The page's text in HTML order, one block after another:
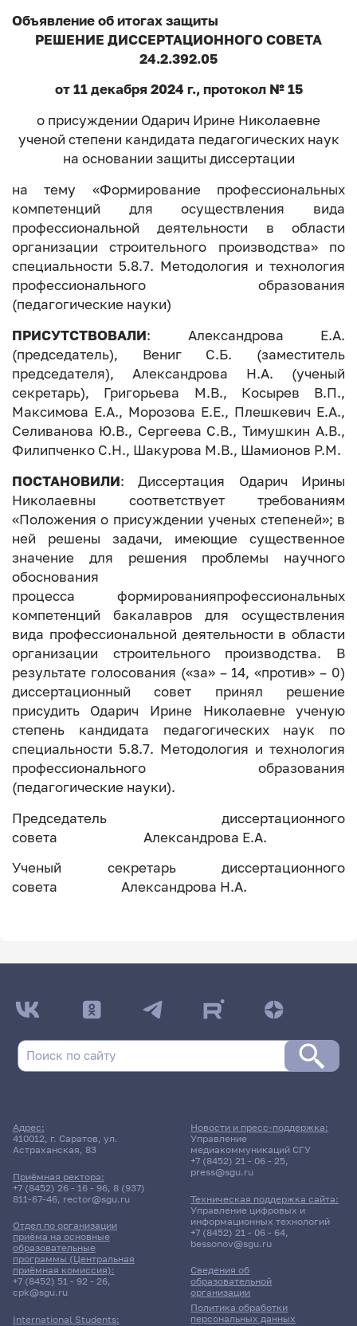
Объявление об итогах защиты
РЕШЕНИЕ ДИССЕРТАЦИОННОГО СОВЕТА
24.2.392.05
от 11 декабря 2024 г., протокол № 15
о присуждении Одарич Ирине Николаевне
ученой степени кандидата педагогических наук
на основании защиты диссертации
на тему «Формирование профессиональных
компетенций для осуществления вида
профессиональной деятельности в области
организации строительного производства» по
специальности 5.8.7. Методология и технология
профессионального образования
(педагогические науки)
ПРИСУТСТВОВАЛИ: Александрова Е.А.
(председатель), Вениг С.Б. (заместитель
председателя), Александрова Н.А. (ученый
секретарь), Григорьева М.В., Косырев В.П.,
Максимова Е.А., Морозова Е.Е., Плешкевич Е.А.,
Селиванова Ю.В., Сергеева С.В., Тимушкин А.В.,
Филипченко С.Н., Шакурова М.В., Шамионов Р.М.
ПОСТАНОВИЛИ: Диссертация Одарич Ирины
Николаевны соответствует требованиям
«Положения о присуждении ученых степеней»; в
ней решены задачи, имеющие существенное
значение для решения проблемы научного
обоснования
процесса формированияпрофессиональных
компетенций бакалавров для осуществления
вида профессиональной деятельности в области
организации строительного производства. В
результате голосования («за» – 14, «против» – 0)
диссертационный совет принял решение
присудить Одарич Ирине Николаевне ученую
степень кандидата педагогических наук по
специальности 5.8.7. Методология и технология
профессионального образования
(педагогические науки).
Председатель диссертационного
совета Александрова Е.А.
Ученый секретарь диссертационного
совета Александрова Н.А.
Адрес:
410012, г. Саратов, ул.
Астраханская, 83
Приёмная ректора:
+7 (8452) 26 - 16 - 96, 8 (937)
811-67-46, rector@sgu.ru
Отдел по организации
приёма на основные
образовательные
программы (Центральная
приёмная комиссия):
+7 (8452) 51 - 92 - 26,
cpk@sgu.ru
International Students:
Сведения об
образовательной
организации
Политика обработки
персональных данных
Новости и пресс-поддержка:
Управление
медиакоммуникаций СГУ
+7 (8452) 21 - 06 - 25,
press@sgu.ru
Техническая поддержка сайта:
Управление цифровых и
информационных технологий
+7 (8452) 21 - 06 - 64,
bessonov@sgu.ru